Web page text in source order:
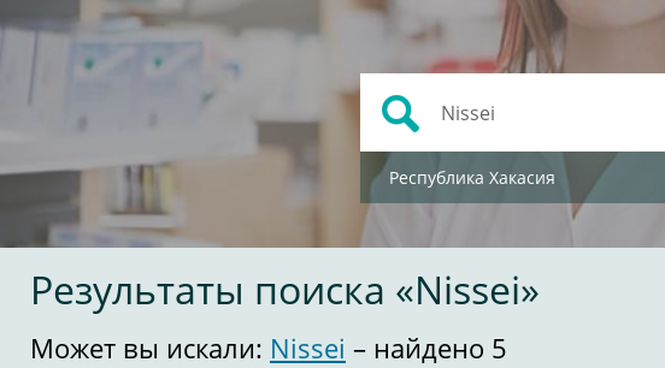
Республика Хакасия
Результаты поиска «Nissei»
Может вы искали: Nissei – найдено 5